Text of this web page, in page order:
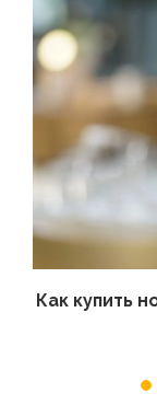
Как купить